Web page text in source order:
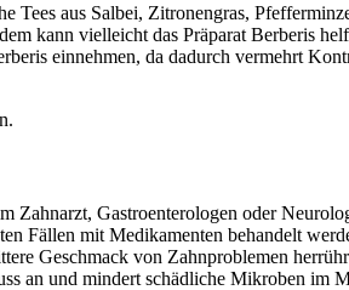
aus Salbei, Zitronengras,
kann vielleicht das Präparat Berberis
einnehmen, da dadurch vermehrt
Zahnarzt, Gastroenterologen oder
Fällen mit Medikamenten behandelt
Geschmack von Zahnproblemen
an und mindert schädliche Mikroben im